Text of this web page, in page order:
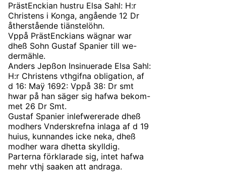
PrästEnckian hustru Elsa Sahl: H:r
Christens i Konga, angående 12 Dr
åtherstående tiänstelöhn.
Vppå PrästEnckians wägnar war
dheß Sohn Gustaf Spanier till we-
dermähle.
Anders Jepßon Insinuerade Elsa Sahl:
H:r Christens vthgifna obligation, af
d 16: Maÿ 1692: Vppå 38: Dr smt
hwar på han säger sig hafwa bekom-
met 26 Dr Smt.
Gustaf Spanier inlefwererade dheß
modhers Vnderskrefna inlaga af d 19
huius, kunnandes icke neka, dheß
modher wara dhetta skylldig.
Parterna förklarade sig, intet hafwa
mehr vthj saaken att andraga.